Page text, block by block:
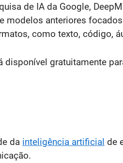
de IA da Google,
anteriores
como texto, código,
gratuitamente
da inteligência artificial de